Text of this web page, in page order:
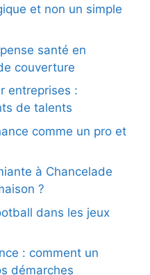
et non un simple
santé en
couverture
entreprises :
de talents
comme un pro et
à Chancelade
?
dans les jeux
: comment un
démarches